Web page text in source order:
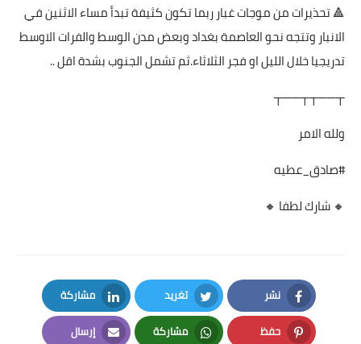
🔺 تحذيرات من موجات غبار ربما تكون كثيفة تبدأ مساء الاثنين في
الانبار وتتجه نحو العاصمة بغداد وبعض مدن الوسط والفرات الاوسط
تدريجيا خلال الليل او فجر الثلاثاء.ثم تشمل الجنوب بشدة اقل ..
┬──┬┬──┬
ولله الامر
#صادق_عطيه
🔸 شارك لطفا 🔸
نشر
Facebook
تغريد
Twitter
مشاركة
LinkedIn
حفظ مشاركة إرسال